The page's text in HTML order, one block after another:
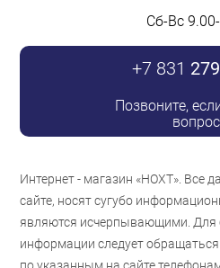
Сб-Вс
+7 831
Позвоните,
Интернет - магазин «НОХТ». Все
сайте, носят сугубо
являются исчерпывающими. Для
информации следует